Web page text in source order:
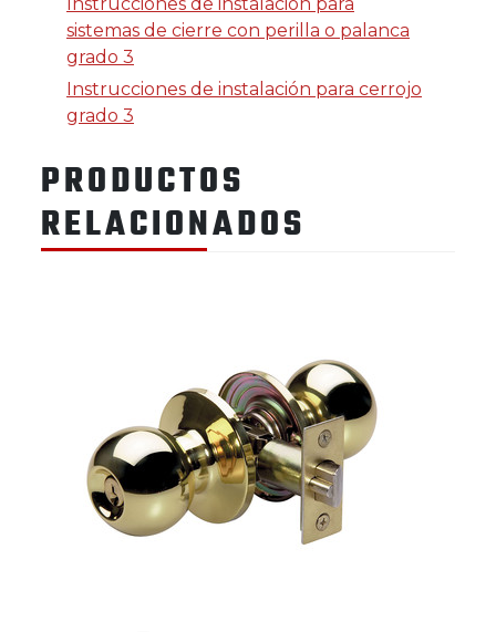
sistemas de cierre con perilla o palanca
grado 3
Instrucciones de instalación para cerrojo
grado 3
PRODUCTOS
RELACIONADOS